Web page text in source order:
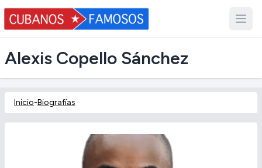
Alexis Copello Sánchez
Inicio-Biografías